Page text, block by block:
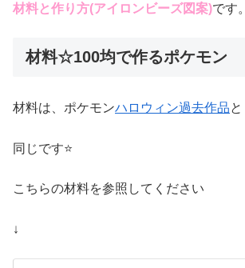
材料と作り方(アイロンビーズ図案)です。
材料☆100均で作るポケモン
材料は、ポケモンハロウィン過去作品と
同じです⭐
こちらの材料を参照してください
↓